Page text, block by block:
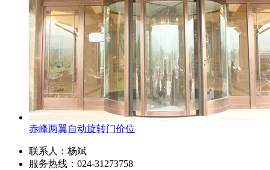
赤峰两翼自动旋转门价位
联系人：杨斌
服务热线：024-31273758